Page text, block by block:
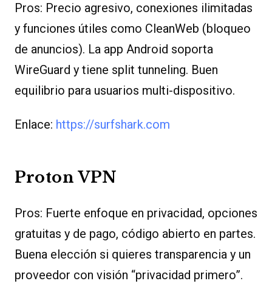
Pros: Precio agresivo, conexiones ilimitadas
y funciones útiles como CleanWeb (bloqueo
de anuncios). La app Android soporta
WireGuard y tiene split tunneling. Buen
equilibrio para usuarios multi-dispositivo.
Enlace: https://surfshark.com
Proton VPN
Pros: Fuerte enfoque en privacidad, opciones
gratuitas y de pago, código abierto en partes.
Buena elección si quieres transparencia y un
proveedor con visión “privacidad primero”.